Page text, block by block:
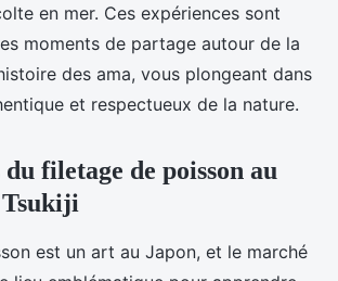
en mer. Ces expériences sont
moments de partage autour de la
des ama, vous plongeant dans
et respectueux de la nature.
du filetage de poisson au
est un art au Japon, et le marché